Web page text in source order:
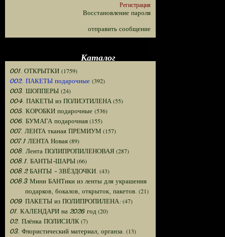
Регистрация
Восстановление пароля
отправить сообщение
Каталог
001. ОТКРЫТКИ (1759)
002. ПАКЕТЫ подарочные (392)
003. ШОППЕРЫ (24)
004. ПАКЕТЫ из ПОЛИЭТИЛЕНА(55)
005. КОРОБКИ подарочные (536)
006. БУМАГА подарочная(155)
007. ЛЕНТА тканая ПРЕМИУМ (157)
007.1 ЛЕНТА Новая(89)
008. Лента ПОЛИПРОПИЛЕНОВАЯ (287)
008.1. БАНТЫ-ШАРЫ(66)
008.2 БАНТЫ - ЗВЁЗДОЧКИ. (43)
008.3 Мини БАНТики из ленты для украшения
подарков, бокалов, открыток, пакетов. (21)
009. ПАКЕТЫ из ПОЛИПРОПИЛЕНА:(47)
01. КАЛЕНДАРИ на 2026 год (20)
02. Плёнка ПОЛИСИЛК(7)
03. Флористический материал, органза. (13)